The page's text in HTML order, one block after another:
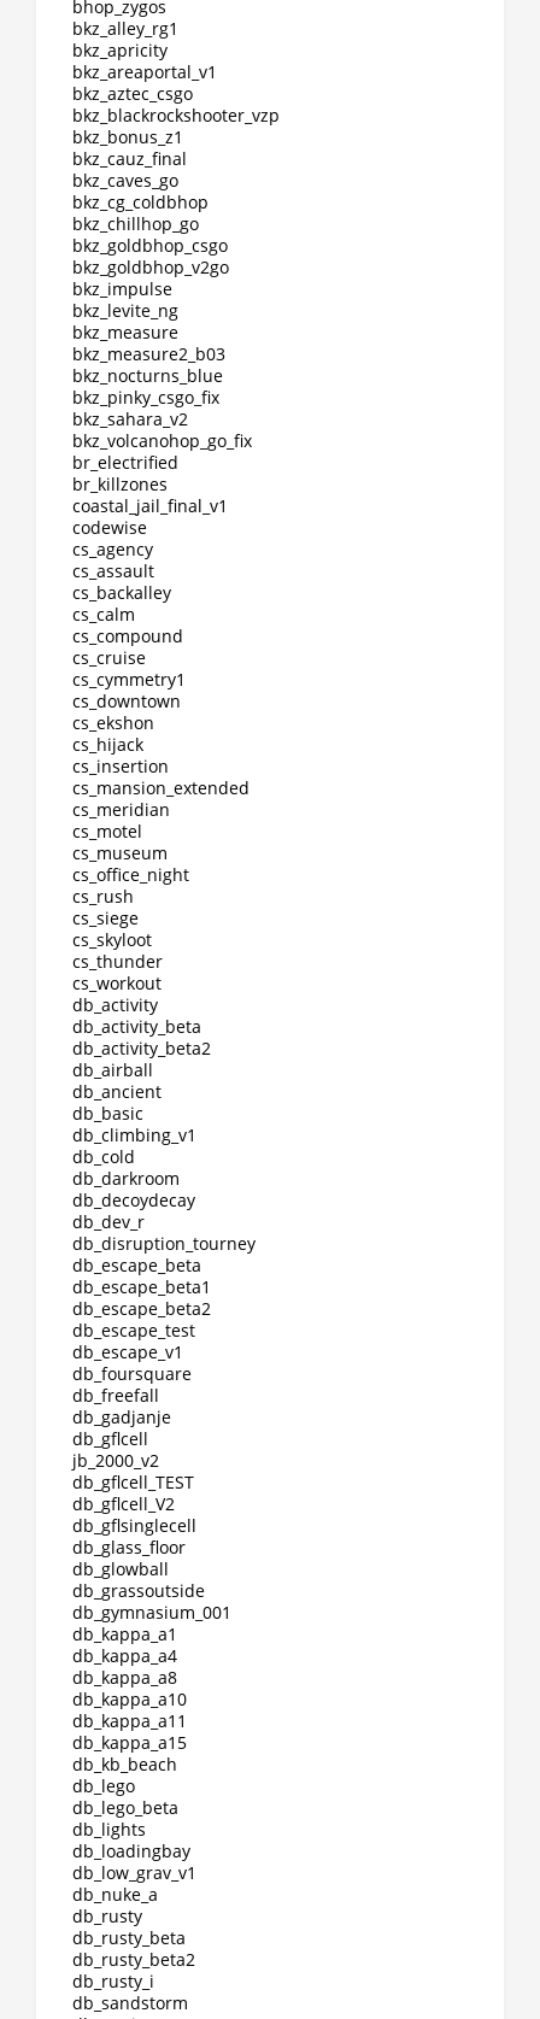
bhop_zygos
bkz_alley_rg1
bkz_apricity
bkz_areaportal_v1
bkz_aztec_csgo
bkz_blackrockshooter_vzp
bkz_bonus_z1
bkz_cauz_final
bkz_caves_go
bkz_cg_coldbhop
bkz_chillhop_go
bkz_goldbhop_csgo
bkz_goldbhop_v2go
bkz_impulse
bkz_levite_ng
bkz_measure
bkz_measure2_b03
bkz_nocturns_blue
bkz_pinky_csgo_fix
bkz_sahara_v2
bkz_volcanohop_go_fix
br_electrified
br_killzones
coastal_jail_final_v1
codewise
cs_agency
cs_assault
cs_backalley
cs_calm
cs_compound
cs_cruise
cs_cymmetry1
cs_downtown
cs_ekshon
cs_hijack
cs_insertion
cs_mansion_extended
cs_meridian
cs_motel
cs_museum
cs_office_night
cs_rush
cs_siege
cs_skyloot
cs_thunder
cs_workout
db_activity
db_activity_beta
db_activity_beta2
db_airball
db_ancient
db_basic
db_climbing_v1
db_cold
db_darkroom
db_decoydecay
db_dev_r
db_disruption_tourney
db_escape_beta
db_escape_beta1
db_escape_beta2
db_escape_test
db_escape_v1
db_foursquare
db_freefall
db_gadjanje
db_gflcell
jb_2000_v2
db_gflcell_TEST
db_gflcell_V2
db_gflsinglecell
db_glass_floor
db_glowball
db_grassoutside
db_gymnasium_001
db_kappa_a1
db_kappa_a4
db_kappa_a8
db_kappa_a10
db_kappa_a11
db_kappa_a15
db_kb_beach
db_lego
db_lego_beta
db_lights
db_loadingbay
db_low_grav_v1
db_nuke_a
db_rusty
db_rusty_beta
db_rusty_beta2
db_rusty_i
db_sandstorm